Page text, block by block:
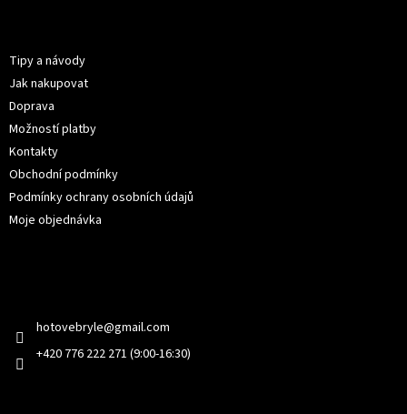
Tipy a návody
Jak nakupovat
Doprava
Možností platby
Kontakty
Obchodní podmínky
Podmínky ochrany osobních údajů
Moje objednávka
hotovebryle@gmail.com
+420 776 222 271 (9:00-16:30)